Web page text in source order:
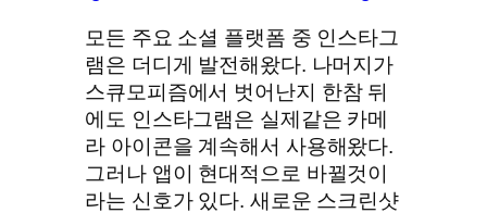
모든 주요 소셜 플랫폼 중 인스타그
램은 더디게 발전해왔다. 나머지가
스큐모피즘에서 벗어난지 한참 뒤
에도 인스타그램은 실제같은 카메
라 아이콘을 계속해서 사용해왔다.
그러나 앱이 현대적으로 바뀔것이
라는 신호가 있다. 새로운 스크린샷